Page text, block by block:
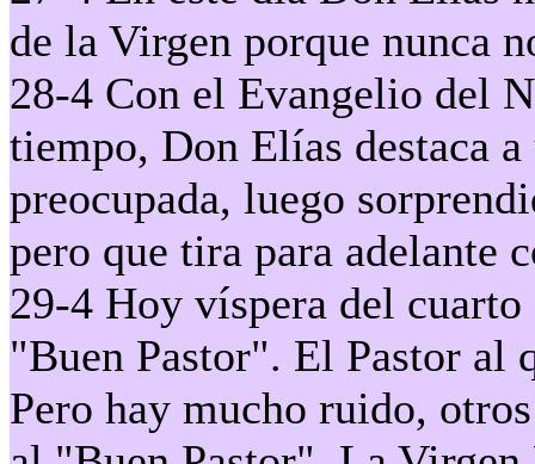
de la Virgen porque nunca
28-4 Con el Evangelio del
tiempo, Don Elías destaca
preocupada, luego
pero que tira para adelante
29-4 Hoy víspera del
"Buen Pastor". El Pastor al
Pero hay mucho ruido,